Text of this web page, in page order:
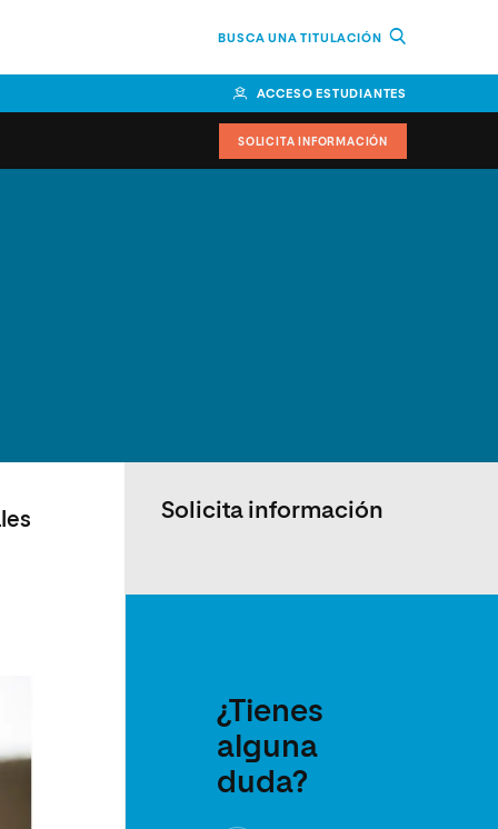
BUSCA UNA TITULACIÓN
ACCESO ESTUDIANTES
SOLICITA INFORMACIÓN
Solicita información
¿Tienes
alguna
duda?